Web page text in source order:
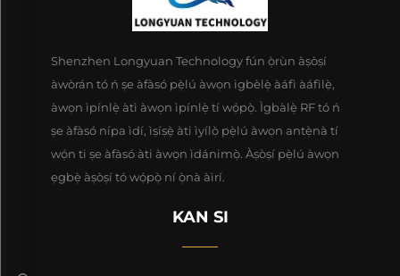
Shenzhen Longyuan Technology fún ọ̀rùn àṣòṣí
àwòrán tó ń ṣe àfàsó pẹ̀lú àwọn igbèlẹ̀ àáfì àáfìlẹ̀,
àwọn ìpínlẹ̀ àtì àwọn ìpínlẹ̀ tí wọ́pọ̀. Ìgbàlẹ̀ RF tó ń
ṣe àfàsó nípa ìdí, ìṣíṣẹ̀ àti ìyílọ̀ pẹ̀lú àwọn antẹ̀nà tí
wọ́n ti ṣe àfàsó àti àwọn ìdánimọ̀. Àṣòṣí pẹ̀lú àwọn
ẹgbẹ̀ àṣòṣí tó wọ́pọ̀ ní ọ̀nà àìrí.
KAN SI